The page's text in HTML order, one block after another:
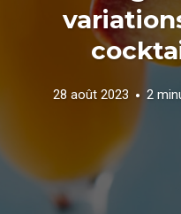
28 août 2023 2